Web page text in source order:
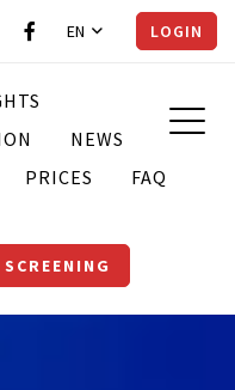
EN LOGIN
NEWS
PRICES
FAQ